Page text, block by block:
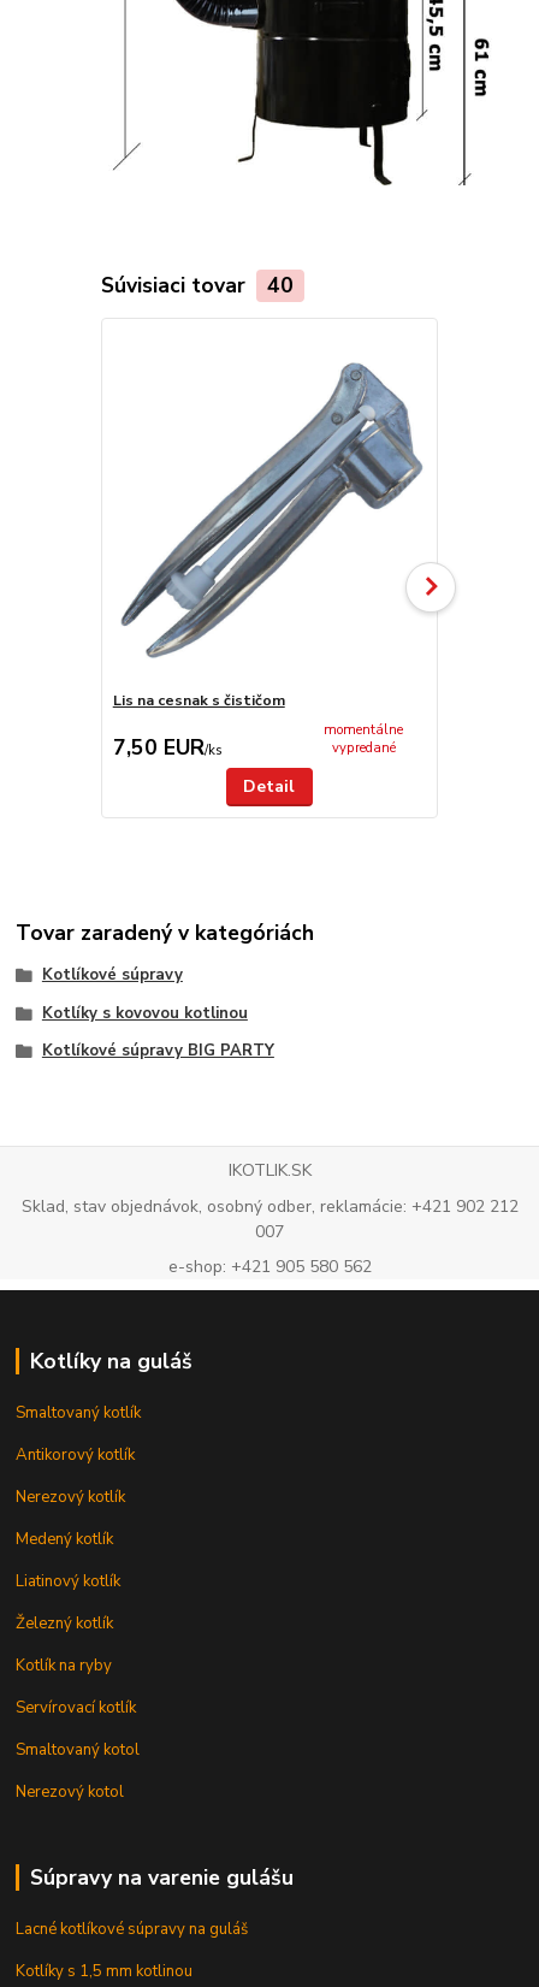
Súvisiaci tovar 40
Lis na cesnak s čističom
7,50 EUR/ks
momentálne
vypredané
Detail
Tovar zaradený v kategóriách
Kotlíkové súpravy
Kotlíky s kovovou kotlinou
Kotlíkové súpravy BIG PARTY
IKOTLIK.SK
Sklad, stav objednávok, osobný odber, reklamácie: +421 902 212
007
e-shop: +421 905 580 562
Kotlíky na guláš
Smaltovaný kotlík
Antikorový kotlík
Nerezový kotlík
Medený kotlík
Liatinový kotlík
Železný kotlík
Kotlík na ryby
Servírovací kotlík
Smaltovaný kotol
Nerezový kotol
Súpravy na varenie gulášu
Lacné kotlíkové súpravy na guláš
Kotlíky s 1,5 mm kotlinou